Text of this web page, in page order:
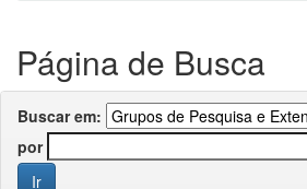
Página de Busca
Buscar em:
por